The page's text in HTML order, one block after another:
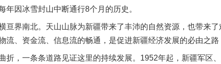
年因冰雪封山中断通行8个月的历史。
界南北。天山山脉为新疆带来了丰沛的自然资源，也带来了
流、资金流、信息流的畅通，是促进新疆经济发展的必由之路
，一条条道路见证这里的持续发展。1952年起，新疆军区